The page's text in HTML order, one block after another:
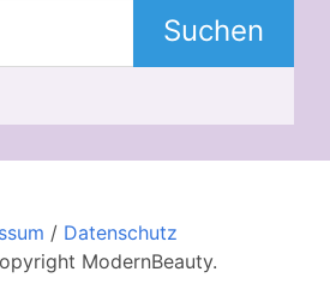
Suchen
/ Datenschutz
ModernBeauty.